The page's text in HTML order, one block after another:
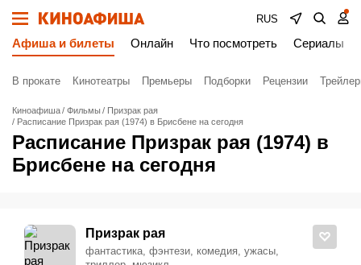
RUS
Афиша и билеты Онлайн Что посмотреть Сериалы
В прокате Кинотеатры Премьеры Подборки Рецензии
Киноафиша Фильмы
Призрак рая
Расписание Призрак рая (1974) в Брисбене на сегодня
Расписание Призрак рая (1974) в
Брисбене на сегодня
Призрак рая
фантастика, фэнтези, комедия, ужасы,